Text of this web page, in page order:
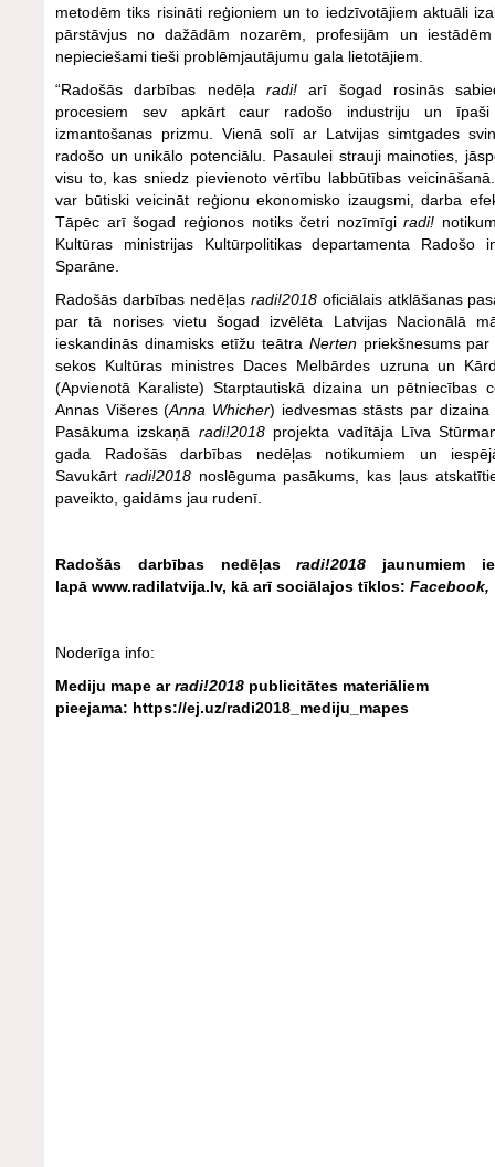
metodēm tiks risināti reģioniem un to iedzīvotājiem aktuāli
pārstāvjus no dažādām nozarēm, profesijām un
nepieciešami tieši problēmjautājumu gala lietotājiem.
“Radošās darbības nedēļa radi!arī šogad rosinās
procesiem sev apkārt caur radošo industriju un īpaši
izmantošanas prizmu. Vienā solī ar Latvijas simtgades
radošo un unikālo potenciālu. Pasaulei strauji mainoties,
visu to, kas sniedz pievienoto vērtību labbūtības
var būtiski veicināt reģionu ekonomisko izaugsmi, darba
Tāpēc arī šogad reģionos notiks četri nozīmīgiradi!
Kultūras ministrijas Kultūrpolitikas departamenta Radošo
Sparāne.
Radošās darbības nedēļas radi!2018oficiālais atklāšanas
par tā norises vietu šogad izvēlēta Latvijas Nacionālā
ieskandinās dinamisks etīžu teātra Nertenpriekšnesums par
sekos Kultūras ministres Daces Melbārdes uzruna un
(Apvienotā Karaliste) Starptautiskā dizaina un pētniecības
Annas Višeres (Anna Whicher) iedvesmas stāsts par
Pasākuma izskaņā radi!2018projekta vadītāja Līva
gada Radošās darbības nedēļas notikumiem un
Savukārt radi!2018noslēguma pasākums, kas ļaus
paveikto, gaidāms jau rudenī.
Radošās darbības nedēļasradi!2018 jaunumiem
lapā www.radilatvija.lv, kā arī sociālajos tīklos: Facebook,
Noderīga info:
Mediju mape arradi!2018 publicitātes materiāliem
pieejama: https://ej.uz/radi2018_mediju_mapes